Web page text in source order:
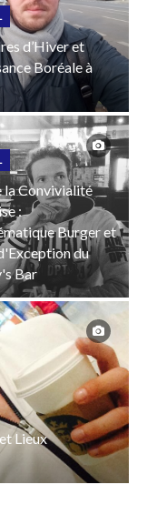
d’Hiver et
Boréale à
la Convivialité
:
Burger et
du
Bar
Lieux